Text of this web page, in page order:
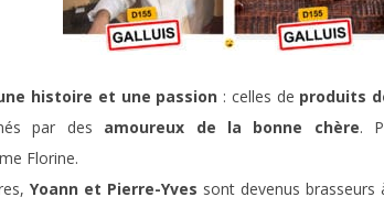
histoire et une passion : celles de produits
par des amoureux de la bonne chère.
Florine.
Yoann et Pierre-Yves sont devenus